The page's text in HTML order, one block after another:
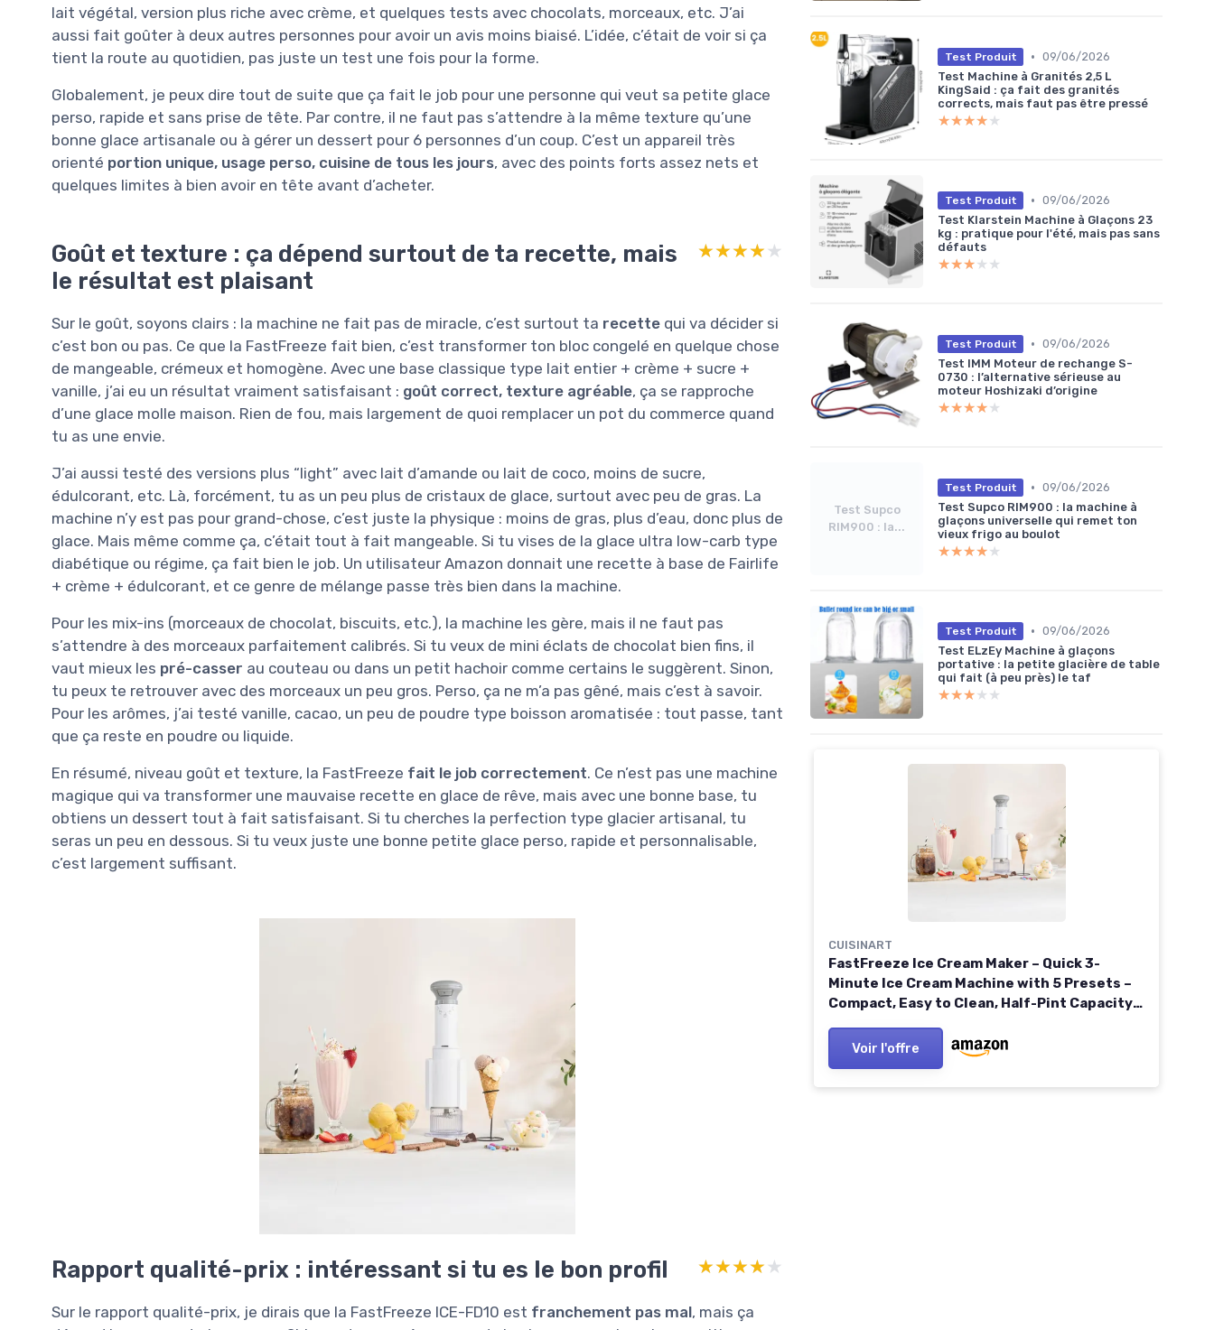
lait végétal, version plus riche avec crème, et quelques tests avec chocolats, morceaux, etc. J’ai
aussi fait goûter à deux autres personnes pour avoir un avis moins biaisé. L’idée, c’était de voir si ça
tient la route au quotidien, pas juste un test une fois pour la forme.
Globalement, je peux dire tout de suite que ça fait le job pour une personne qui veut sa petite glace
perso, rapide et sans prise de tête. Par contre, il ne faut pas s’attendre à la même texture qu’une
bonne glace artisanale ou à gérer un dessert pour 6 personnes d’un coup. C’est un appareil très
orienté portion unique, usage perso, cuisine de tous les jours, avec des points forts assez nets et
quelques limites à bien avoir en tête avant d’acheter.
Goût et texture : ça dépend surtout de ta recette, mais
le résultat est plaisant
★★★★★
★★★★★
Sur le goût, soyons clairs : la machine ne fait pas de miracle, c’est surtout ta recette qui va décider si
c’est bon ou pas. Ce que la FastFreeze fait bien, c’est transformer ton bloc congelé en quelque chose
de mangeable, crémeux et homogène. Avec une base classique type lait entier + crème + sucre +
vanille, j’ai eu un résultat vraiment satisfaisant : goût correct, texture agréable, ça se rapproche
d’une glace molle maison. Rien de fou, mais largement de quoi remplacer un pot du commerce quand
tu as une envie.
J’ai aussi testé des versions plus “light” avec lait d’amande ou lait de coco, moins de sucre,
édulcorant, etc. Là, forcément, tu as un peu plus de cristaux de glace, surtout avec peu de gras. La
machine n’y est pas pour grand-chose, c’est juste la physique : moins de gras, plus d’eau, donc plus de
glace. Mais même comme ça, c’était tout à fait mangeable. Si tu vises de la glace ultra low-carb type
diabétique ou régime, ça fait bien le job. Un utilisateur Amazon donnait une recette à base de Fairlife
+ crème + édulcorant, et ce genre de mélange passe très bien dans la machine.
Pour les mix-ins (morceaux de chocolat, biscuits, etc.), la machine les gère, mais il ne faut pas
s’attendre à des morceaux parfaitement calibrés. Si tu veux de mini éclats de chocolat bien fins, il
vaut mieux les pré-casser au couteau ou dans un petit hachoir comme certains le suggèrent. Sinon,
tu peux te retrouver avec des morceaux un peu gros. Perso, ça ne m’a pas gêné, mais c’est à savoir.
Pour les arômes, j’ai testé vanille, cacao, un peu de poudre type boisson aromatisée : tout passe, tant
que ça reste en poudre ou liquide.
En résumé, niveau goût et texture, la FastFreeze fait le job correctement. Ce n’est pas une machine
magique qui va transformer une mauvaise recette en glace de rêve, mais avec une bonne base, tu
obtiens un dessert tout à fait satisfaisant. Si tu cherches la perfection type glacier artisanal, tu
seras un peu en dessous. Si tu veux juste une bonne petite glace perso, rapide et personnalisable,
c’est largement suffisant.
Rapport qualité-prix : intéressant si tu es le bon profil ★★★★★
★★★★★
Sur le rapport qualité-prix, je dirais que la FastFreeze ICE-FD10 est franchement pas mal, mais ça
Test Produit • 09/06/2026
Test Machine à Granités 2,5 L
KingSaid : ça fait des granités
corrects, mais faut pas être pressé
★★★★★
★★★★★
Test Produit • 09/06/2026
Test Klarstein Machine à Glaçons 23
kg : pratique pour l'été, mais pas sans
défauts
★★★★★
★★★★★
Test Produit • 09/06/2026
Test IMM Moteur de rechange S-
0730 : l’alternative sérieuse au
moteur Hoshizaki d’origine
★★★★★
★★★★★
Test Supco
RIM900 : la...
Test Produit • 09/06/2026
Test Supco RIM900 : la machine à
glaçons universelle qui remet ton
vieux frigo au boulot
★★★★★
★★★★★
Test Produit • 09/06/2026
Test ELzEy Machine à glaçons
portative : la petite glacière de table
qui fait (à peu près) le taf
★★★★★
★★★★★
CUISINART
FastFreeze Ice Cream Maker – Quick 3-
Minute Ice Cream Machine with 5 Presets –
Compact, Easy to Clean, Half-Pint Capacity,
Voir l'offre